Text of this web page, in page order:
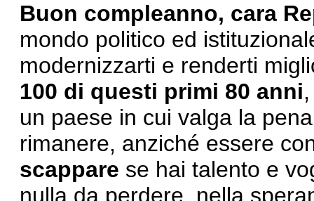
Buon compleanno, cara
mondo politico ed
modernizzarti e renderti
100 di questi primi 80 anni
un paese in cui valga la
rimanere, anziché essere
scappare se hai talento e
nulla da perdere, nella